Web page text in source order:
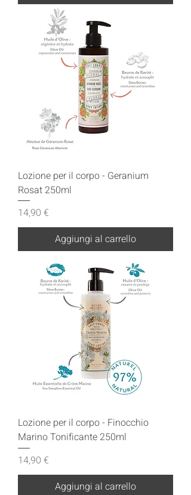
Lozione per il corpo - Geranium
Rosat 250ml
Prezzo
14,90 €
Aggiungi al carrello
Lozione per il corpo - Finocchio
Marino Tonificante 250ml
Prezzo
14,90 €
Aggiungi al carrello